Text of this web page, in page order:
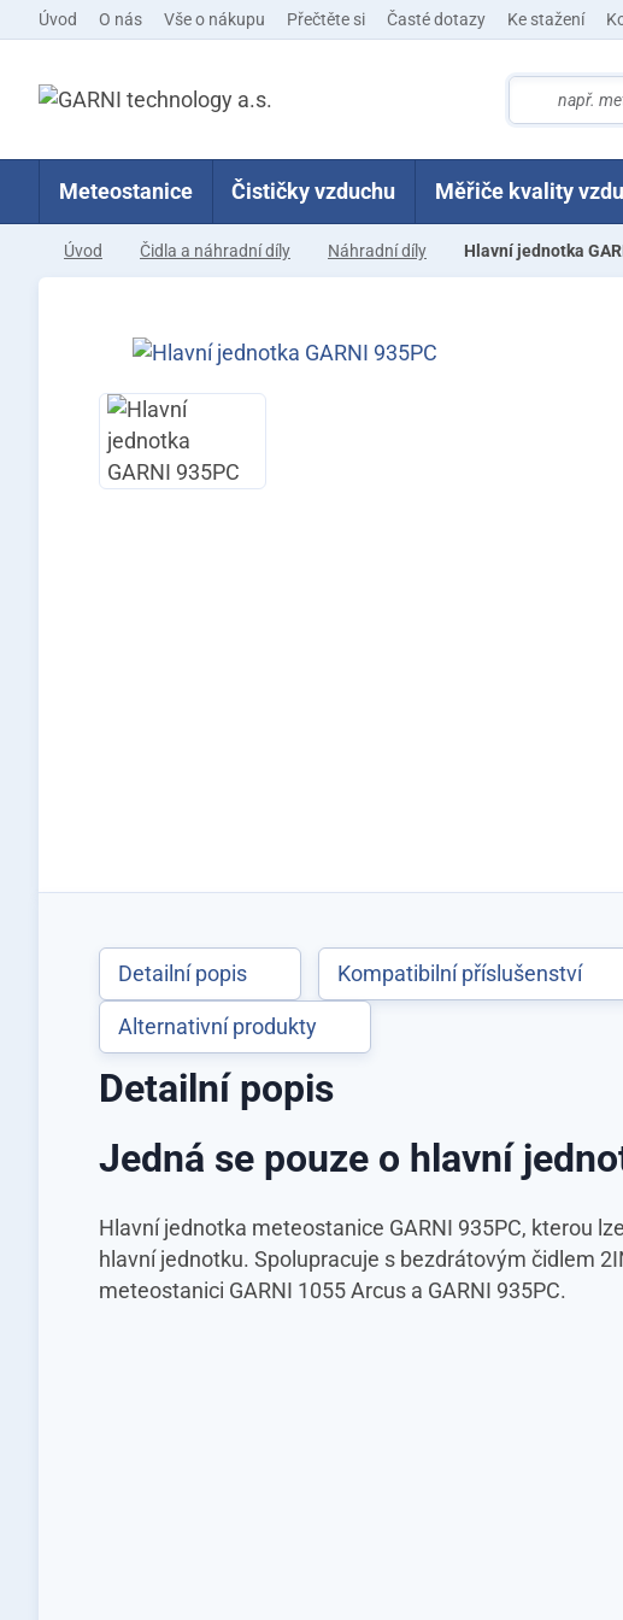
Úvod O nás Vše o nákupu Přečtěte si Časté dotazy Ke stažení
Meteostanice Čističky vzduchu Měřiče kvality
Úvod Čidla a náhradní díly Náhradní díly Hlavní jednotka
Detailní popis Kompatibilní příslušenství
Alternativní produkty
Detailní popis
Jedná se pouze o hlavní
Hlavní jednotka meteostanice GARNI 935PC, kterou
hlavní jednotku. Spolupracuje s bezdrátovým čidlem
meteostanici GARNI 1055 Arcus a GARNI 935PC.